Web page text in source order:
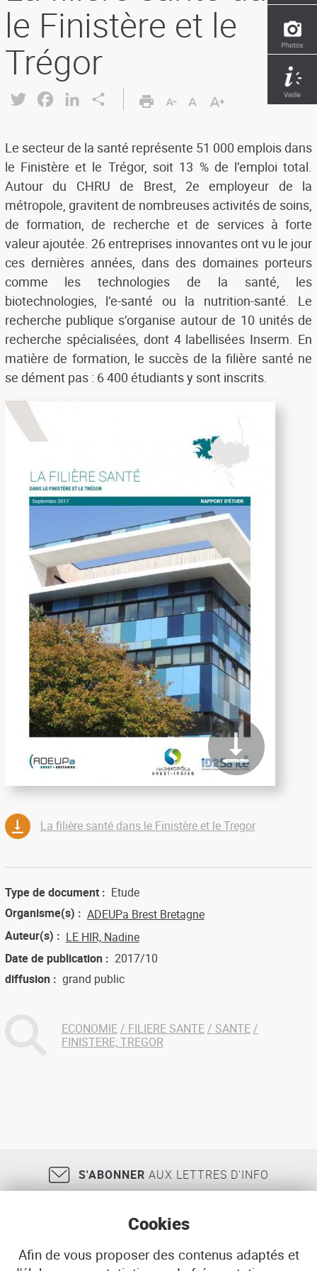
le Finistère et le
Trégor
Twitter FacebookLinkedIn
Le secteur de la santé représente 51 000 emplois dans
le Finistère et le Trégor, soit 13 % de l’emploi total.
Autour du CHRU de Brest, 2e employeur de la
métropole, gravitent de nombreuses activités de soins,
de formation, de recherche et de services à forte
valeur ajoutée. 26 entreprises innovantes ont vu le jour
ces dernières années, dans des domaines porteurs
comme les technologies de la santé, les
biotechnologies, l’e-santé ou la nutrition-santé. Le
recherche publique s’organise autour de 10 unités de
recherche spécialisées, dont 4 labellisées Inserm. En
matière de formation, le succès de la filière santé ne
se dément pas : 6 400 étudiants y sont inscrits.
La filière santé dans le Finistère et le Tregor
Type de document
Etude
Organisme(s)
ADEUPa Brest Bretagne
Auteur(s)
LE HIR, Nadine
Date de publication
2017/10
diffusion
grand public
ECONOMIE FILIERE SANTE
SANTE
FINISTERE; TREGOR
S'ABONNER AUX LETTRES D'INFO
Cookies
Afin de vous proposer des contenus adaptés et